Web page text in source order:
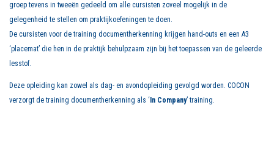
groep tevens in tweeën gedeeld om alle cursisten zoveel mogelijk in de
gelegenheid te stellen om praktijkoefeningen te doen.
De cursisten voor de training documentherkenning krijgen hand-outs en een A3
‘placemat’ die hen in de praktijk behulpzaam zijn bij het toepassen van de geleerde
lesstof.
Deze opleiding kan zowel als dag- en avondopleiding gevolgd worden. COCON
verzorgt de training documentherkenning als ‘ In Company’ training.